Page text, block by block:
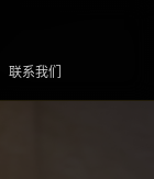
联系我们